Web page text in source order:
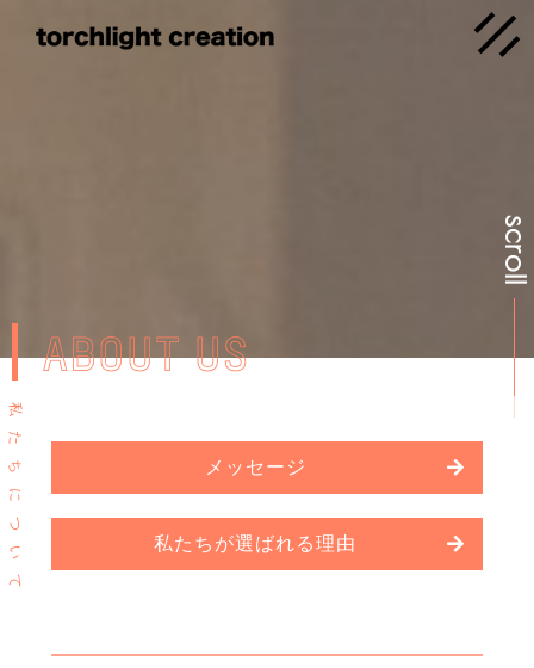
scroll
ABOUT US
私
た
ち
に
つ
い
て
メッセージ
私たちが選ばれる理由